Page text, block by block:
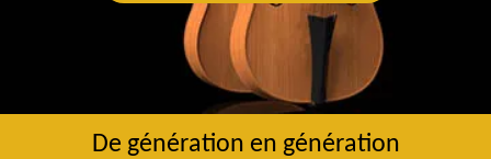
De génération en génération